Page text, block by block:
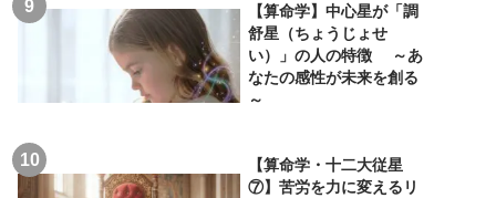
【算命学】中心星が「調
舒星（ちょうじょせ
い）」の人の特徴 ～あ
なたの感性が未来を創る
～
【算命学・十二大従星
⑦】苦労を力に変えるリ